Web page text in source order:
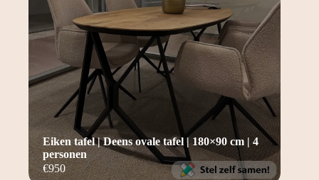
€950
Eiken tafel | Deens ovale tafel | 180×90 cm | 4
personen